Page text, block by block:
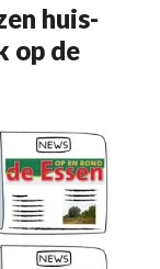
huis-
op de